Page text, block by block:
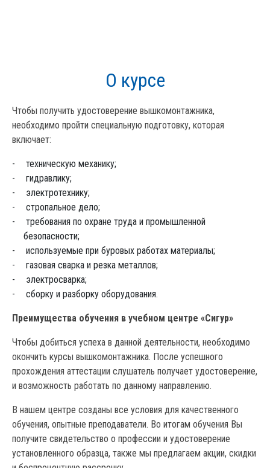
О курсе
Чтобы получить удостоверение вышкомонтажника,
необходимо пройти специальную подготовку, которая
включает:
техническую механику;
гидравлику;
электротехнику;
стропальное дело;
требования по охране труда и промышленной
безопасности;
используемые при буровых работах материалы;
газовая сварка и резка металлов;
электросварка;
сборку и разборку оборудования.
Преимущества обучения в учебном центре «Сигур»
Чтобы добиться успеха в данной деятельности, необходимо
окончить курсы вышкомонтажника. После успешного
прохождения аттестации слушатель получает удостоверение,
и возможность работать по данному направлению.
В нашем центре созданы все условия для качественного
обучения, опытные преподаватели. Во итогам обучения Вы
получите свидетельство о профессии и удостоверение
установленного образца, также мы предлагаем акции, скидки